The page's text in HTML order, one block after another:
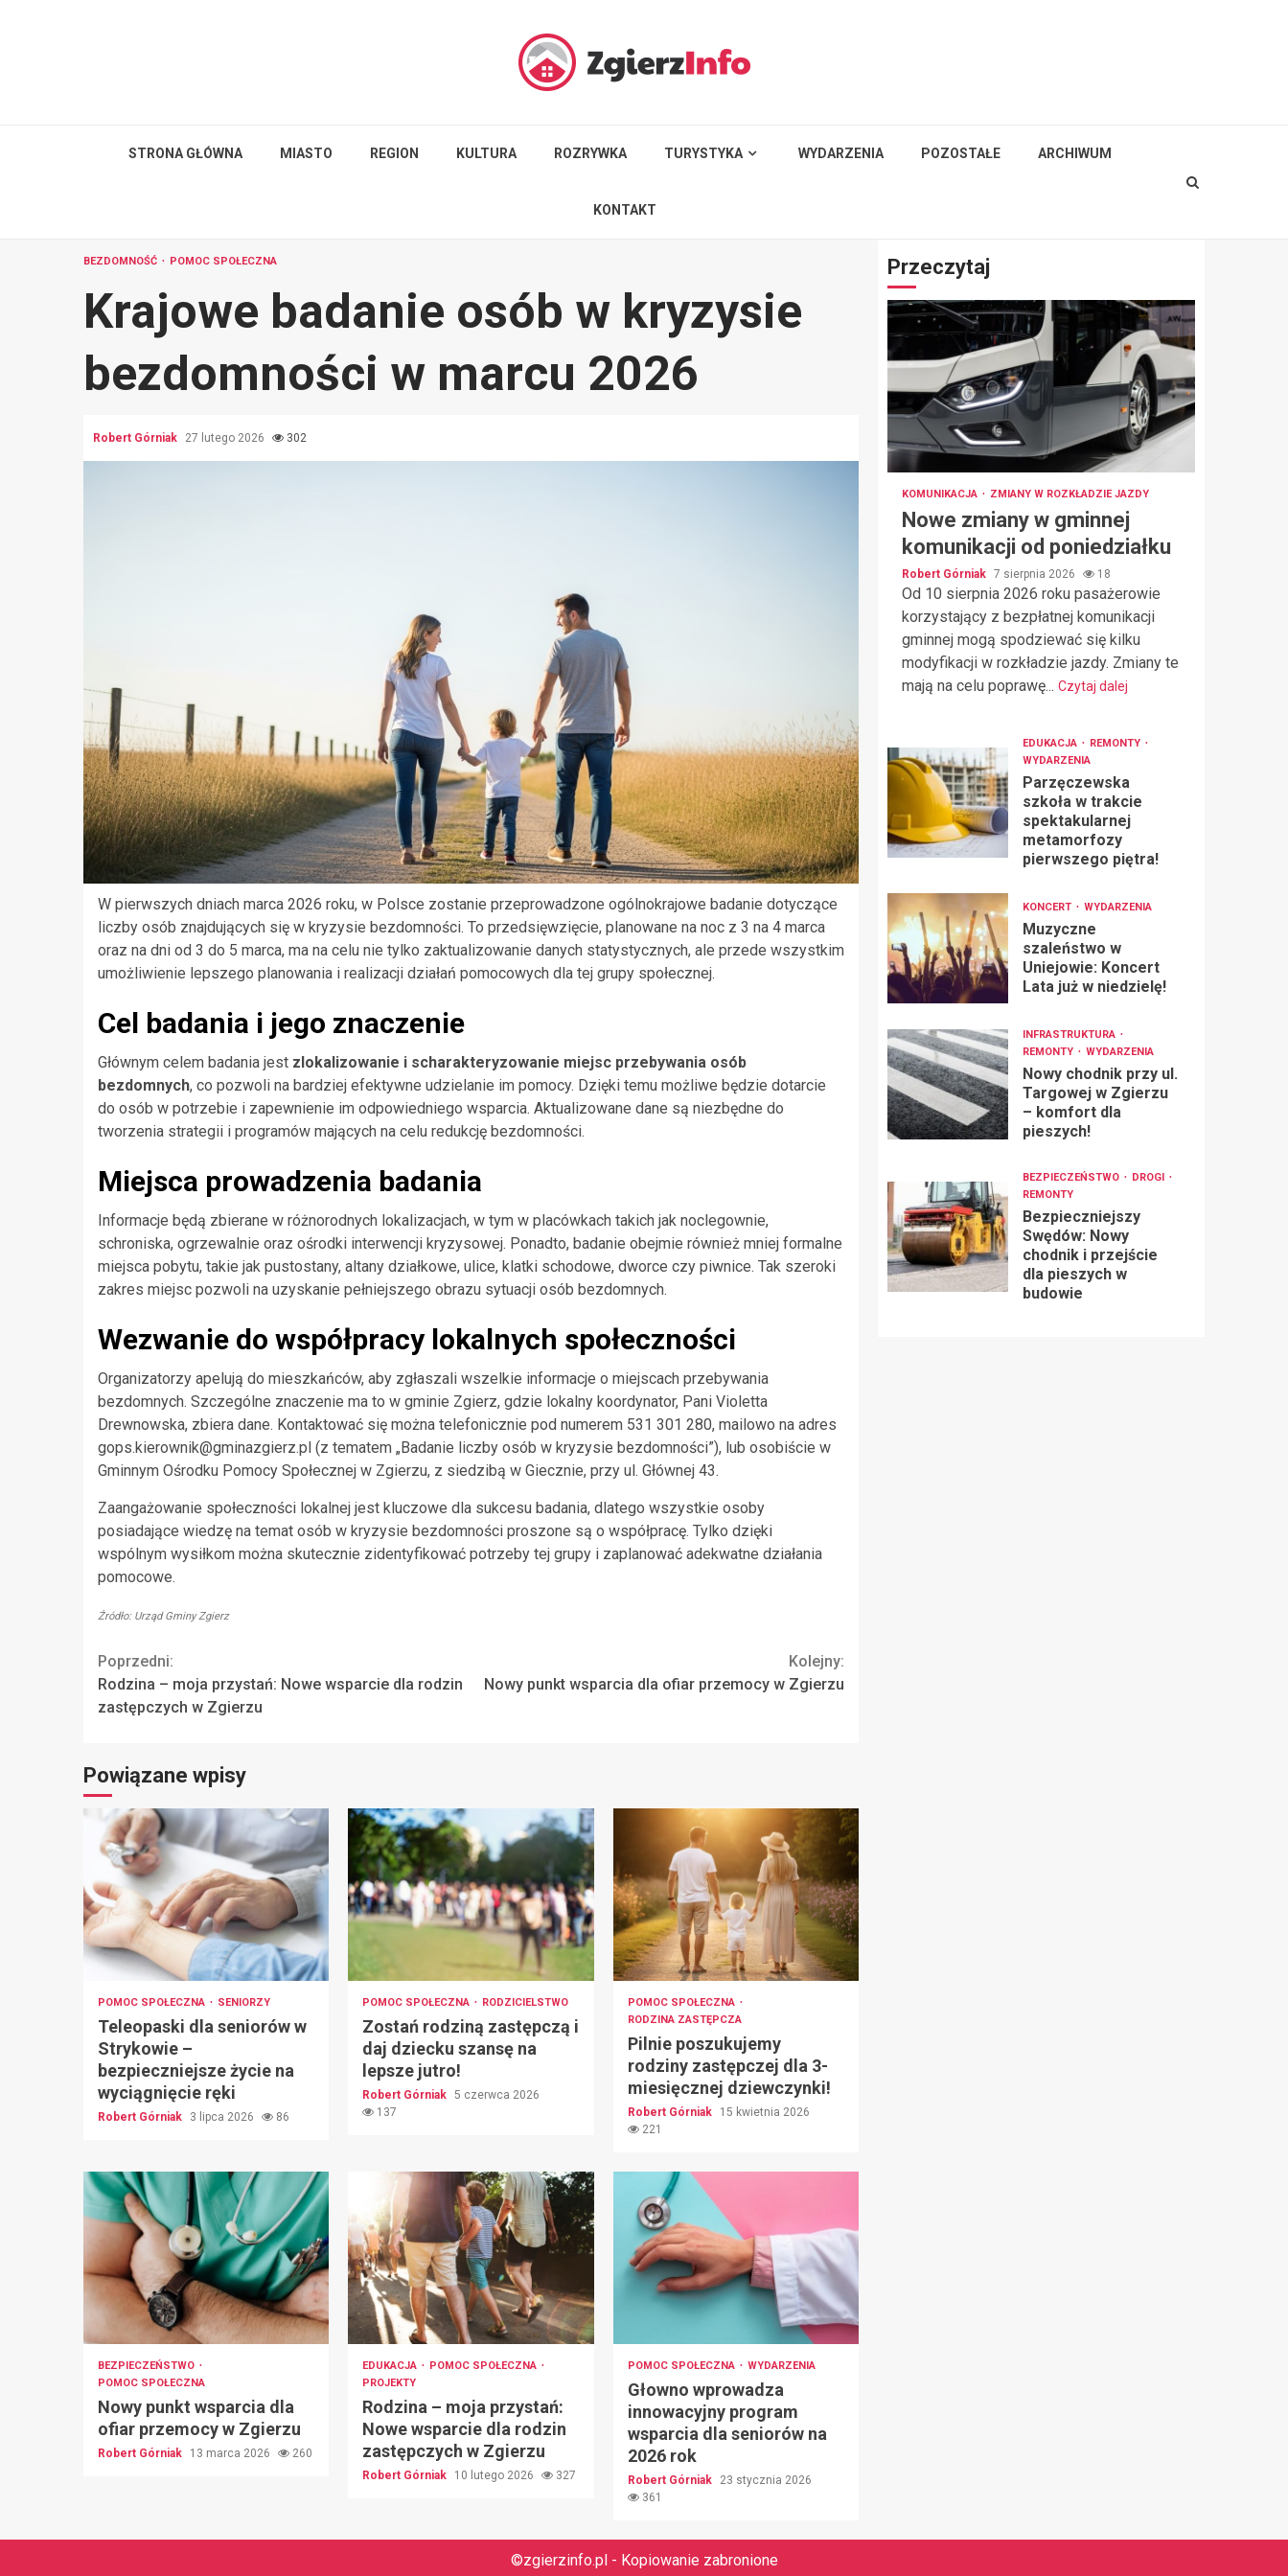
STRONA GŁÓWNA MIASTO REGION KULTURA ROZRYWKA TURYSTYKA WYDARZENIA POZOSTAŁE ARCHIWUM
KONTAKT
BEZDOMNOŚĆ POMOC SPOŁECZNA
Krajowe badanie osób w kryzysie
bezdomności w marcu 2026
Robert Górniak 27 lutego 2026 302
W pierwszych dniach marca 2026 roku, w Polsce zostanie przeprowadzone ogólnokrajowe badanie dotyczące
liczby osób znajdujących się w kryzysie bezdomności. To przedsięwzięcie, planowane na noc z 3 na 4 marca
oraz na dni od 3 do 5 marca, ma na celu nie tylko zaktualizowanie danych statystycznych, ale przede wszystkim
umożliwienie lepszego planowania i realizacji działań pomocowych dla tej grupy społecznej.
Cel badania i jego znaczenie
Głównym celem badania jest zlokalizowanie i scharakteryzowanie miejsc przebywania osób
bezdomnych, co pozwoli na bardziej efektywne udzielanie im pomocy. Dzięki temu możliwe będzie dotarcie
do osób w potrzebie i zapewnienie im odpowiedniego wsparcia. Aktualizowane dane są niezbędne do
tworzenia strategii i programów mających na celu redukcję bezdomności.
Miejsca prowadzenia badania
Informacje będą zbierane w różnorodnych lokalizacjach, w tym w placówkach takich jak noclegownie,
schroniska, ogrzewalnie oraz ośrodki interwencji kryzysowej. Ponadto, badanie obejmie również mniej formalne
miejsca pobytu, takie jak pustostany, altany działkowe, ulice, klatki schodowe, dworce czy piwnice. Tak szeroki
zakres miejsc pozwoli na uzyskanie pełniejszego obrazu sytuacji osób bezdomnych.
Wezwanie do współpracy lokalnych społeczności
Organizatorzy apelują do mieszkańców, aby zgłaszali wszelkie informacje o miejscach przebywania
bezdomnych. Szczególne znaczenie ma to w gminie Zgierz, gdzie lokalny koordynator, Pani Violetta
Drewnowska, zbiera dane. Kontaktować się można telefonicznie pod numerem 531 301 280, mailowo na adres
gops.kierownik@gminazgierz.pl (z tematem „Badanie liczby osób w kryzysie bezdomności”), lub osobiście w
Gminnym Ośrodku Pomocy Społecznej w Zgierzu, z siedzibą w Giecznie, przy ul. Głównej 43.
Zaangażowanie społeczności lokalnej jest kluczowe dla sukcesu badania, dlatego wszystkie osoby
posiadające wiedzę na temat osób w kryzysie bezdomności proszone są o współpracę. Tylko dzięki
wspólnym wysiłkom można skutecznie zidentyfikować potrzeby tej grupy i zaplanować adekwatne działania
pomocowe.
Źródło: Urząd Gminy Zgierz
Continue
Reading
Poprzedni:
Rodzina – moja przystań: Nowe wsparcie dla rodzin
zastępczych w Zgierzu
Kolejny:
Nowy punkt wsparcia dla ofiar przemocy w Zgierzu
Powiązane wpisy
POMOC SPOŁECZNA SENIORZY
Teleopaski dla seniorów w
Strykowie –
bezpieczniejsze życie na
wyciągnięcie ręki
Robert Górniak 3 lipca 2026 86
POMOC SPOŁECZNA RODZICIELSTWO
Zostań rodziną zastępczą i
daj dziecku szansę na
lepsze jutro!
Robert Górniak 5 czerwca 2026
137
POMOC SPOŁECZNA
RODZINA ZASTĘPCZA
Pilnie poszukujemy
rodziny zastępczej dla 3-
miesięcznej dziewczynki!
Robert Górniak
15 kwietnia 2026
221
BEZPIECZEŃSTWO
POMOC SPOŁECZNA
Nowy punkt wsparcia dla
ofiar przemocy w Zgierzu
Robert Górniak 13 marca 2026 260
EDUKACJA
POMOC SPOŁECZNA
PROJEKTY
Rodzina – moja przystań:
Nowe wsparcie dla rodzin
zastępczych w Zgierzu
Robert Górniak 10 lutego 2026 327
POMOC SPOŁECZNA WYDARZENIA
Głowno wprowadza
innowacyjny program
wsparcia dla seniorów na
2026 rok
Robert Górniak
23 stycznia 2026
361
Przeczytaj
KOMUNIKACJA ZMIANY W ROZKŁADZIE JAZDY
Nowe zmiany w gminnej
komunikacji od poniedziałku
Robert Górniak 7 sierpnia 2026 18
Od 10 sierpnia 2026 roku pasażerowie
korzystający z bezpłatnej komunikacji
gminnej mogą spodziewać się kilku
modyfikacji w rozkładzie jazdy. Zmiany te
mają na celu poprawę... Czytaj dalej
EDUKACJA
REMONTY
WYDARZENIA
Parzęczewska
szkoła w trakcie
spektakularnej
metamorfozy
pierwszego piętra!
KONCERT WYDARZENIA
Muzyczne
szaleństwo w
Uniejowie: Koncert
Lata już w niedzielę!
INFRASTRUKTURA
REMONTY
WYDARZENIA
Nowy chodnik przy ul.
Targowej w Zgierzu
– komfort dla
pieszych!
BEZPIECZEŃSTWO
DROGI
REMONTY
Bezpieczniejszy
Swędów: Nowy
chodnik i przejście
dla pieszych w
budowie
©zgierzinfo.pl - Kopiowanie zabronione